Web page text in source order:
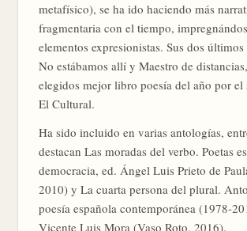
metafísico), se ha ido haciendo más
fragmentaria con el tiempo,
elementos expresionistas. Sus dos
No estábamos allí y Maestro de
elegidos mejor libro poesía del año por el
El Cultural.
Ha sido incluido en varias antologías,
destacan Las moradas del verbo. Poetas
democracia, ed. Ángel Luis Prieto de
2010) y La cuarta persona del plural.
poesía española contemporánea (1978-
Vicente Luis Mora (Vaso Roto, 2016).